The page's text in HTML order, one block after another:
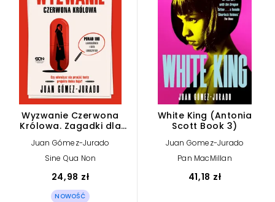
Wyzwanie Czerwona
Królowa. Zagadki dla
wyjątkowych umysłów
Juan Gómez-Jurado
Sine Qua Non
24,98 zł
NOWOŚĆ
White King (Antonia
Scott Book 3)
Juan Gomez-Jurado
Pan MacMillan
41,18 zł